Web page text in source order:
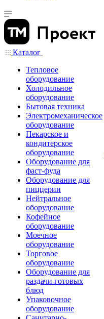
Каталог
Тепловое
оборудование
Холодильное
оборудование
Бытовая техника
Электромеханическое
оборудование
Пекарское и
кондитерское
оборудование
Оборудование для
фаст-фуда
Оборудование для
пиццерии
Нейтральное
оборудование
Кофейное
оборудование
Моечное
оборудование
Торговое
оборудование
Оборудование для
раздачи готовых
блюд
Упаковочное
оборудование